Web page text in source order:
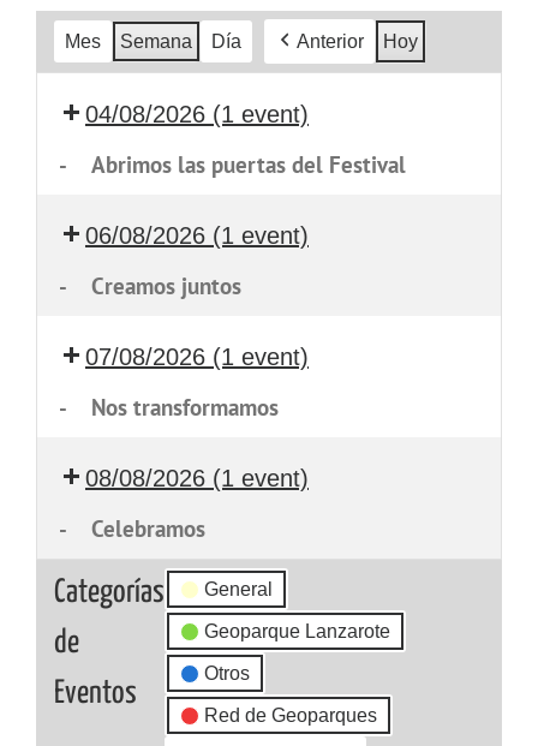
Mes Semana Día Anterior Hoy
04/08/2026 (1 event)
- Abrimos las puertas del Festival
06/08/2026 (1 event)
- Creamos juntos
07/08/2026 (1 event)
- Nos transformamos
08/08/2026 (1 event)
- Celebramos
Categorías
de
Eventos
General
Geoparque Lanzarote
Otros
Red de Geoparques